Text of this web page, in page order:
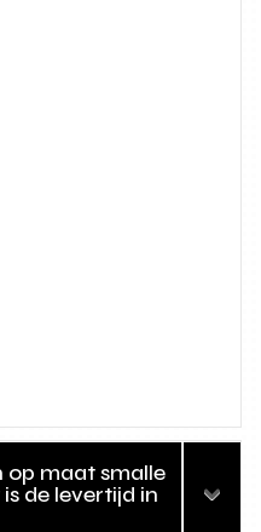
op maat smalle
de levertijd in